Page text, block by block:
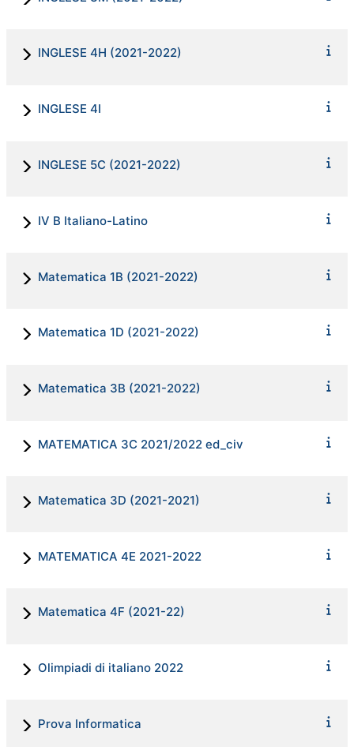
INGLESE 4H (2021-2022)
INGLESE 4I
INGLESE 5C (2021-2022)
IV B Italiano-Latino
Matematica 1B (2021-2022)
Matematica 1D (2021-2022)
Matematica 3B (2021-2022)
MATEMATICA 3C 2021/2022 ed_civ
Matematica 3D (2021-2021)
MATEMATICA 4E 2021-2022
Matematica 4F (2021-22)
Olimpiadi di italiano 2022
Prova Informatica